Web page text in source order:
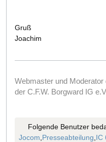
Gruß
Joachim
Webmaster und Moderator
der C.F.W. Borgward IG
Folgende Benutzer
Jocom Presseabteilung IC